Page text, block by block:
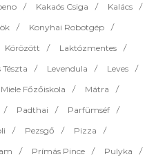
Kakaós Csiga
Kalács
Konyhai Robotgép
Körözött
Laktózmentes
Tészta Levendula
Leves
Miele Főzőiskola
Mátra
Padthai
Parfümséf
Pezsgő
Pizza
Prímás Pince
Pulyka